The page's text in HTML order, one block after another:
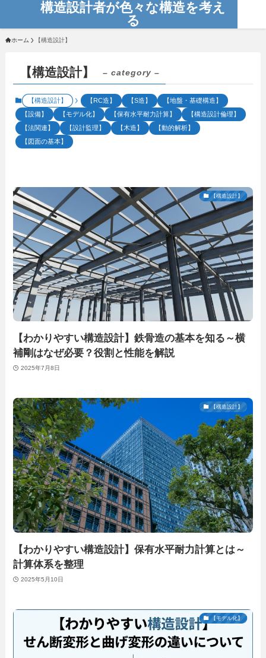
構造設計者が色々な構造を考え
る
ホーム 【構造設計】
【構造設計】 – category –
【構造設計】 【RC造】 【S造】
【地盤・基礎構造】
【設備】
【モデル化】 【保有水平耐力計算】
【構造設計倫理】
【法関連】
【設計監理】 【木造】
【動的解析】
【図面の基本】
【構造設計】
【わかりやすい構造設計】鉄骨造の基本を知る～横
補剛はなぜ必要？役割と性能を解説
2025年7月8日
【構造設計】
【わかりやすい構造設計】保有水平耐力計算とは～
計算体系を整理
2025年5月10日
【モデル化】